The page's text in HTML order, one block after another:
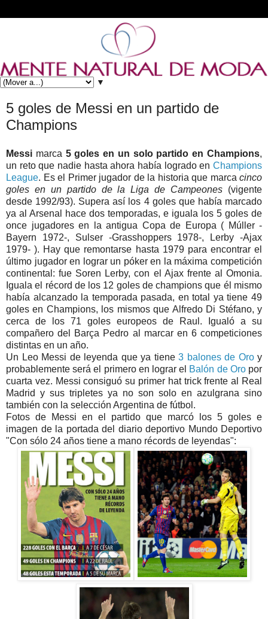
▼
5 goles de Messi en un partido de
Champions
Messi marca 5 goles en un solo partido en Champions,
un reto que nadie hasta ahora había logrado en Champions
League. Es el Primer jugador de la historia que marca cinco
goles en un partido de la Liga de Campeones (vigente
desde 1992/93). Supera así los 4 goles que había marcado
ya al Arsenal hace dos temporadas, e iguala los 5 goles de
once jugadores en la antigua Copa de Europa ( Múller -
Bayern 1972-, Sulser -Grasshoppers 1978-, Lerby -Ajax
1979- ). Hay que remontarse hasta 1979 para encontrar el
último jugador en lograr un póker en la máxima competición
continental: fue Soren Lerby, con el Ajax frente al Omonia.
Iguala el récord de los 12 goles de champions que él mismo
había alcanzado la temporada pasada, en total ya tiene 49
goles en Champions, los mismos que Alfredo Di Stéfano, y
cerca de los 71 goles europeos de Raul. Igualó a su
compañero del Barça Pedro al marcar en 6 competiciones
distintas en un año.
Un Leo Messi de leyenda que ya tiene 3 balones de Oroy
probablemente será el primero en lograr el Balón de Oropor
cuarta vez. Messi consiguó su primer hat trick frente al Real
Madrid y sus tripletes ya no son solo en azulgrana sino
también con la selección Argentina de fútbol.
Fotos de Messi en el partido que marcó los 5 goles e
imagen de la portada del diario deportivo Mundo Deportivo
"Con sólo 24 años tiene a mano récords de leyendas":